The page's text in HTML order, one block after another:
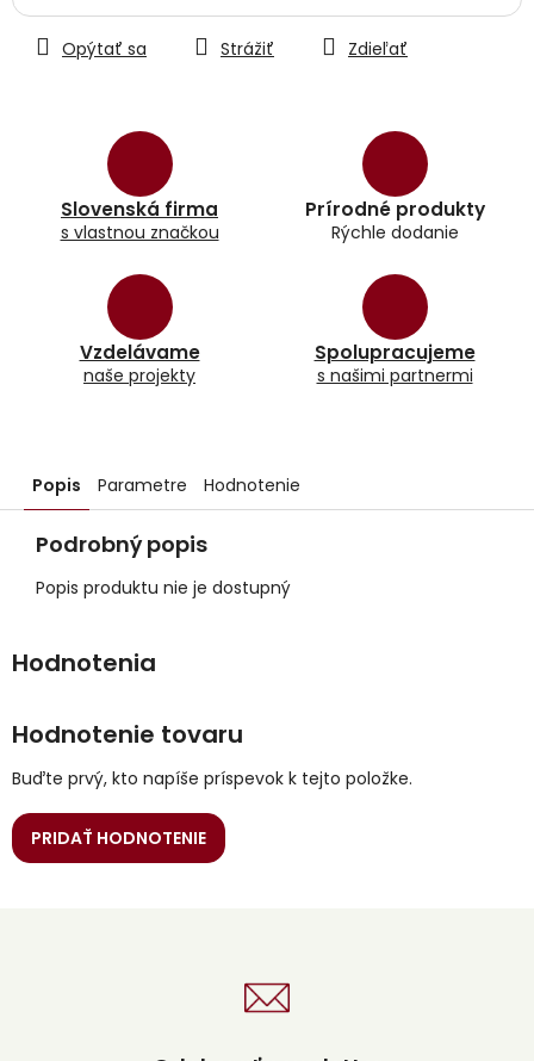
Slovenská firma
s vlastnou značkou
Prírodné produkty
Rýchle dodanie
Vzdelávame
naše projekty
Spolupracujeme
s našimi partnermi
Opýtať sa Strážiť Zdieľať
Popis Parametre Hodnotenie
Podrobný popis
Popis produktu nie je dostupný
Hodnotenie tovaru
Buďte prvý, kto napíše príspevok k tejto položke.
PRIDAŤ HODNOTENIE